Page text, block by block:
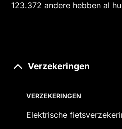
123.372 andere hebben al
Verzekeringen
VERZEKERINGEN
Elektrische